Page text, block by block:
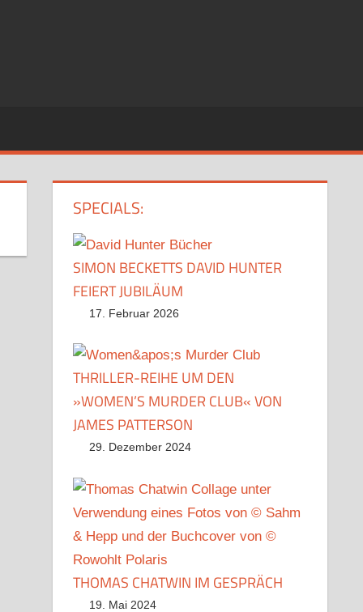
SPECIALS:
SIMON BECKETTS DAVID HUNTER
FEIERT JUBILÄUM
17. Februar 2026
THRILLER-REIHE UM DEN
»WOMEN’S MURDER CLUB« VON
JAMES PATTERSON
29. Dezember 2024
THOMAS CHATWIN IM GESPRÄCH
19. Mai 2024